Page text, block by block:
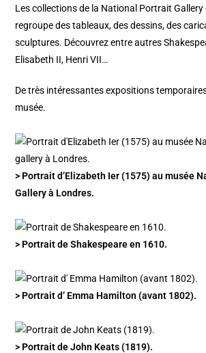
Les collections de la National Portrait Gallery
regroupe des tableaux, des dessins, des
sculptures. Découvrez entre autres
Elisabeth II, Henri VII…
De très intéressantes expositions
musée.
> Portrait d’Elizabeth Ier (1575) au musée
Gallery à Londres.
> Portrait de Shakespeare en 1610.
> Portrait d’ Emma Hamilton (avant 1802).
> Portrait de John Keats (1819).